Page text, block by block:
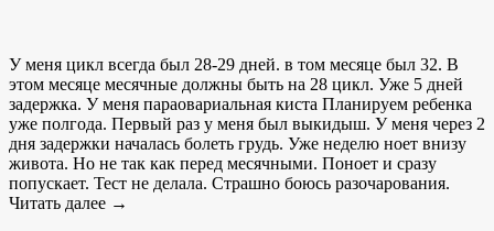
У меня цикл всегда был 28-29 дней. в том месяце был 32. В
этом месяце месячные должны быть на 28 цикл. Уже 5 дней
задержка. У меня параовариальная киста Планируем ребенка
уже полгода. Первый раз у меня был выкидыш. У меня через 2
дня задержки началась болеть грудь. Уже неделю ноет внизу
живота. Но не так как перед месячными. Поноет и сразу
попускает. Тест не делала. Страшно боюсь разочарования.
Читать далее →